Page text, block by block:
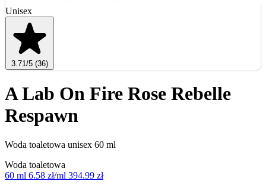
Unisex
3.71/5 (36)
A Lab On Fire Rose Rebelle
Respawn
Woda toaletowa unisex 60 ml
Woda toaletowa
60 ml 6.58 zł/ml 394.99 zł